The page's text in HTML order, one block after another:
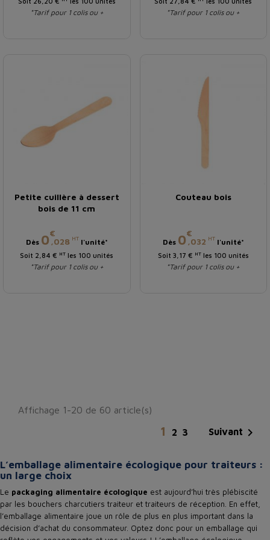
*Tarif pour 1 colis ou + *Tarif pour 1 colis ou +
Petite cuillère à dessert
bois de 11 cm
Prix
Dès 0€
,028 HT l'unité*
Soit 2,84 € HT les 100 unités
*Tarif pour 1 colis ou +
Couteau bois
Prix
Dès 0€
,032 HT l'unité*
Soit 3,17 € HTles 100 unités
*Tarif pour 1 colis ou +
Affichage 1-20 de 60 article(s)
1 2 3 Suivant 
L’emballage alimentaire écologique pour traiteurs :
un large choix
Le packaging alimentaire écologique est aujourd’hui très plébiscité
par les bouchers charcutiers traiteur et traiteurs de réception. En effet,
l’emballage alimentaire joue un rôle de plus en plus important dans la
décision d’achat du consommateur. Optez donc pour un emballage qui